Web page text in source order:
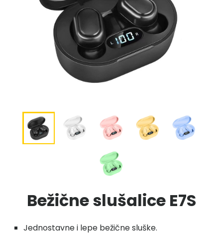
Bežične slušalice E7S
Jednostavne i lepe bežične sluške.